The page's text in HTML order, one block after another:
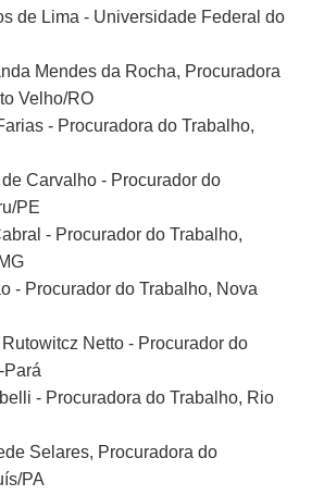
de Lima - Universidade Federal do
Mendes da Rocha, Procuradora
Velho/RO
- Procuradora do Trabalho,
Carvalho - Procurador do
PE
- Procurador do Trabalho,
- Procurador do Trabalho, Nova
Netto - Procurador do
Pará
- Procuradora do Trabalho, Rio
Selares, Procuradora do
PA